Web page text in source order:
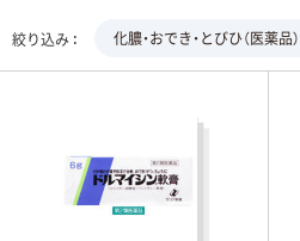
絞り込み 化膿・おでき・とびひ（医薬品）